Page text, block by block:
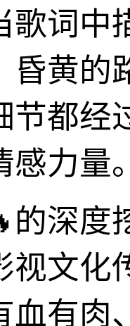
歌词中
昏黄的
节都经
感力量
的深度
视文化
血有肉